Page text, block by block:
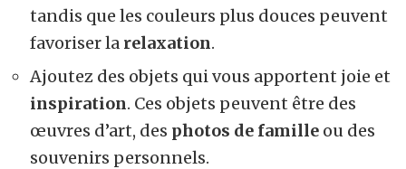
tandis que les couleurs plus douces peuvent
favoriser la relaxation.
Ajoutez des objets qui vous apportent joie et
inspiration. Ces objets peuvent être des
œuvres d’art, des photos de famille ou des
souvenirs personnels.